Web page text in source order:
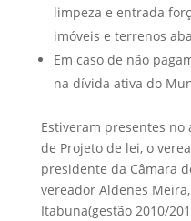
limpeza e entrada
imóveis e terrenos
Em caso de não
na dívida ativa do
Estiveram presentes
de Projeto de lei, o
presidente da Câmara
vereador Aldenes
Itabuna(gestão 2010/